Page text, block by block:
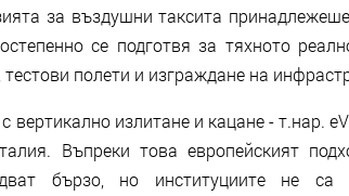
за въздушни таксита
се подготвя за тяхното
полети и изграждане на
вертикално излитане и кацане - т.нар.
Въпреки това европейският
бързо, но институциите не